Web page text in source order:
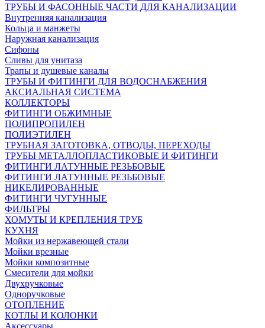
ТРУБЫ И ФАСОННЫЕ ЧАСТИ ДЛЯ КАНАЛИЗАЦИИ
Внутренняя канализация
Кольца и манжеты
Наружная канализация
Сифоны
Сливы для унитаза
Трапы и душевые каналы
ТРУБЫ И ФИТИНГИ ДЛЯ ВОДОСНАБЖЕНИЯ
АКСИАЛЬНАЯ СИСТЕМА
КОЛЛЕКТОРЫ
ФИТИНГИ ОБЖИМНЫЕ
ПОЛИПРОПИЛЕН
ПОЛИЭТИЛЕН
ТРУБНАЯ ЗАГОТОВКА, ОТВОДЫ, ПЕРЕХОДЫ
ТРУБЫ МЕТАЛЛОПЛАСТИКОВЫЕ И ФИТИНГИ
ФИТИНГИ ЛАТУННЫЕ РЕЗЬБОВЫЕ
ФИТИНГИ ЛАТУННЫЕ РЕЗЬБОВЫЕ
НИКЕЛИРОВАННЫЕ
ФИТИНГИ ЧУГУННЫЕ
ФИЛЬТРЫ
ХОМУТЫ И КРЕПЛЕНИЯ ТРУБ
КУХНЯ
Мойки из нержавеющей стали
Мойки врезные
Мойки композитные
Смесители для мойки
Двухручковые
Одноручковые
ОТОПЛЕНИЕ
КОТЛЫ И КОЛОНКИ
Аксессуары